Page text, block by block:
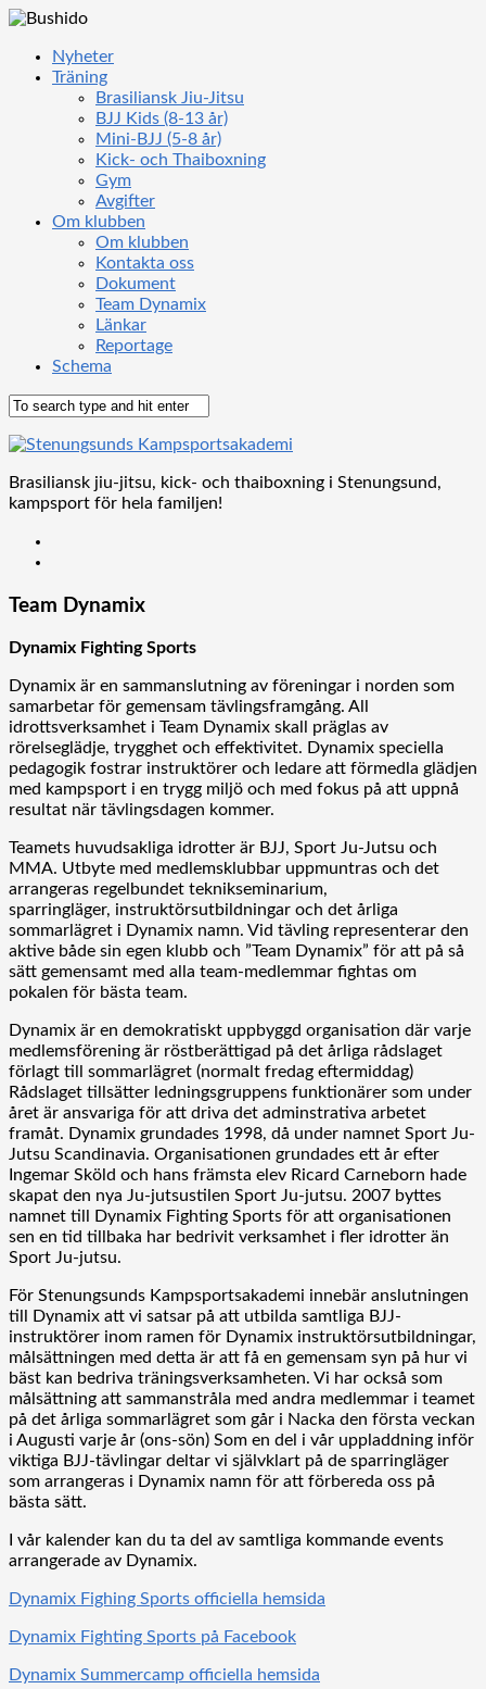
Nyheter
Träning
Brasiliansk Jiu-Jitsu
BJJ Kids (8-13 år)
Mini-BJJ (5-8 år)
Kick- och Thaiboxning
Gym
Avgifter
Om klubben
Om klubben
Kontakta oss
Dokument
Team Dynamix
Länkar
Reportage
Schema
Brasiliansk jiu-jitsu, kick- och thaiboxning i Stenungsund,
kampsport för hela familjen!
Team Dynamix
Dynamix Fighting Sports
Dynamix är en sammanslutning av föreningar i norden som
samarbetar för gemensam tävlingsframgång. All
idrottsverksamhet i Team Dynamix skall präglas av
rörelseglädje, trygghet och effektivitet. Dynamix speciella
pedagogik fostrar instruktörer och ledare att förmedla glädjen
med kampsport i en trygg miljö och med fokus på att uppnå
resultat när tävlingsdagen kommer.
Teamets huvudsakliga idrotter är BJJ, Sport Ju-Jutsu och
MMA. Utbyte med medlemsklubbar uppmuntras och det
arrangeras regelbundet teknikseminarium,
sparringläger, instruktörsutbildningar och det årliga
sommarlägret i Dynamix namn. Vid tävling representerar den
aktive både sin egen klubb och ”Team Dynamix” för att på så
sätt gemensamt med alla team-medlemmar fightas om
pokalen för bästa team.
Dynamix är en demokratiskt uppbyggd organisation där varje
medlemsförening är röstberättigad på det årliga rådslaget
förlagt till sommarlägret (normalt fredag eftermiddag)
Rådslaget tillsätter ledningsgruppens funktionärer som under
året är ansvariga för att driva det adminstrativa arbetet
framåt. Dynamix grundades 1998, då under namnet Sport Ju-
Jutsu Scandinavia. Organisationen grundades ett år efter
Ingemar Sköld och hans främsta elev Ricard Carneborn hade
skapat den nya Ju-jutsustilen Sport Ju-jutsu. 2007 byttes
namnet till Dynamix Fighting Sports för att organisationen
sen en tid tillbaka har bedrivit verksamhet i fler idrotter än
Sport Ju-jutsu.
För Stenungsunds Kampsportsakademi innebär anslutningen
till Dynamix att vi satsar på att utbilda samtliga BJJ-
instruktörer inom ramen för Dynamix instruktörsutbildningar,
målsättningen med detta är att få en gemensam syn på hur vi
bäst kan bedriva träningsverksamheten. Vi har också som
målsättning att sammanstråla med andra medlemmar i teamet
på det årliga sommarlägret som går i Nacka den första veckan
i Augusti varje år (ons-sön) Som en del i vår uppladdning inför
viktiga BJJ-tävlingar deltar vi självklart på de sparringläger
som arrangeras i Dynamix namn för att förbereda oss på
bästa sätt.
I vår kalender kan du ta del av samtliga kommande events
arrangerade av Dynamix.
Dynamix Fighing Sports officiella hemsida
Dynamix Fighting Sports på Facebook
Dynamix Summercamp officiella hemsida